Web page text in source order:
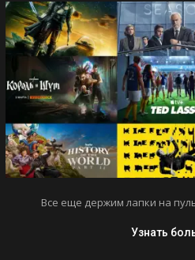
Все еще держим лапки на
Узнать